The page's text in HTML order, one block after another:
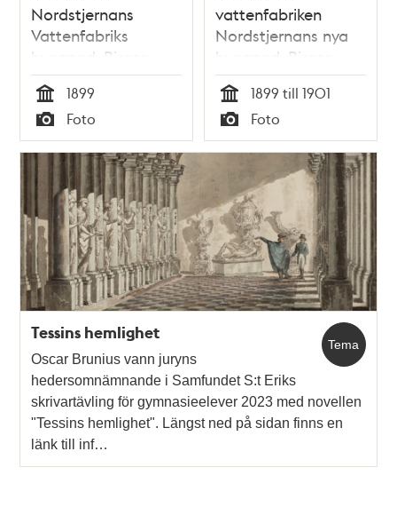
Nordstjernans
Vattenfabriks
byggnad. Birger
Jarlsgatan 120
Tid
1899
Typ
Foto
vattenfabriken
Nordstjernans nya
byggnad. Birger
Jarlsgatan 120
Tid
1899 till 1901
Typ
Foto
Tema
Tessins hemlighet
Oscar Brunius vann juryns
hedersomnämnande i Samfundet S:t Eriks
skrivartävling för gymnasieelever 2023 med novellen
"Tessins hemlighet". Längst ned på sidan finns en
länk till inf…